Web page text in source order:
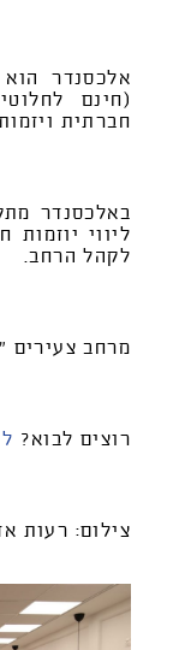
אלכסנדר
(חינם
חברתית
באלכסנדר
ליווי
לקהל הרחב.
מרחב צעירים
רוצים לבוא?
צילום: רעות